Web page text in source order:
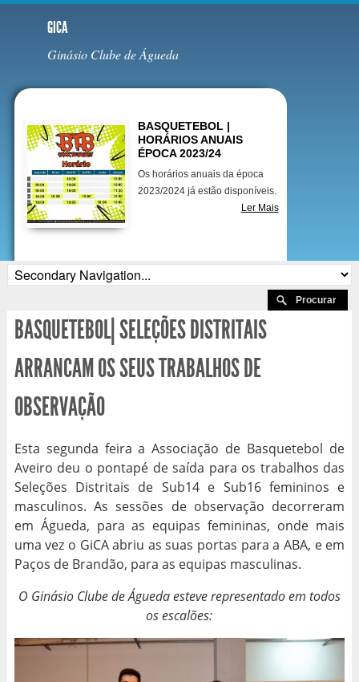
GICA
Ginásio Clube de Águeda
BASQUETEBOL |
HORÁRIOS ANUAIS
ÉPOCA 2023/24
Os horários anuais da época
2023/2024 já estão disponíveis.
Ler Mais
BASQUETEBOL| SELEÇÕES DISTRITAIS
ARRANCAM OS SEUS TRABALHOS DE
OBSERVAÇÃO
Esta segunda feira a Associação de Basquetebol de
Aveiro deu o pontapé de saída para os trabalhos das
Seleções Distritais de Sub14 e Sub16 femininos e
masculinos. As sessões de observação decorreram
em Águeda, para as equipas femininas, onde mais
uma vez o GiCA abriu as suas portas para a ABA, e em
Paços de Brandão, para as equipas masculinas.
O Ginásio Clube de Águeda esteve representado em todos
os escalões: